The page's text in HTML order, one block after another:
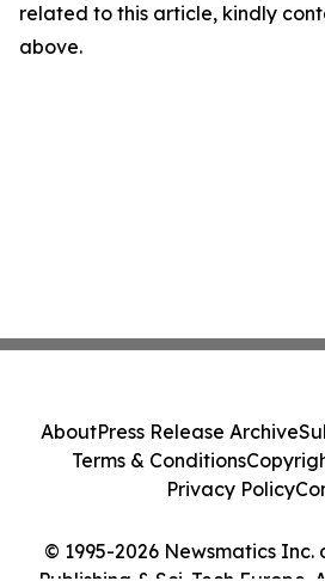
related to this article, kindly
above.
© 1995-2026 Newsmatics
AboutPress Release Archive
Terms & Conditions
Privacy Policy